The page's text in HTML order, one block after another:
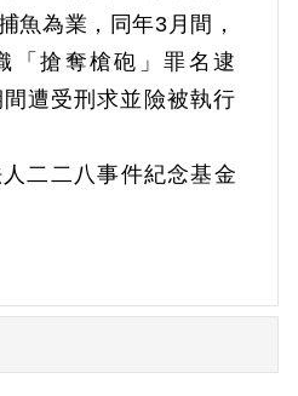
魚為業，同年3月間，
「搶奪槍砲」罪名逮
遭受刑求並險被執行
二二八事件紀念基金